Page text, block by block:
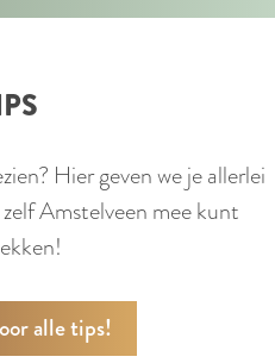
Hier geven we je allerlei
Amstelveen mee kunt
alle tips!